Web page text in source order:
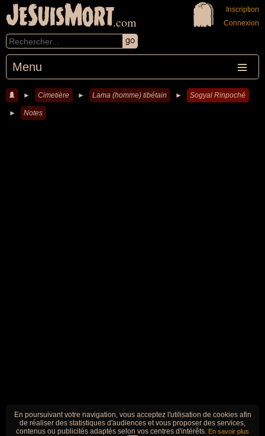
JeSuisMort.com
Menu
Inscription
Connexion
► Cimetière ► Lama (homme) tibétain ► Sogyal Rinpoché
► Notes
En poursuivant votre navigation, vous acceptez l'utilisation de cookies afin
de réaliser des statistiques d'audiences et vous proposer des services,
contenus ou publicités adaptés selon vos centres d'intérêts. En savoir plus